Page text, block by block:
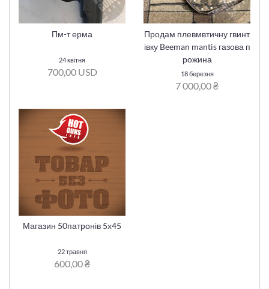
Пм-т ерма
24 квітня
700,00 USD
Продам плевмвтичну гвинт
івку Beeman mantis газова п
рожина
18 березня
7 000,00 ₴
Магазин 50патронів 5х45
22 травня
600,00 ₴